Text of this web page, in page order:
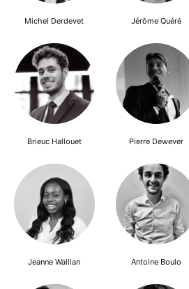
Michel Derdevet Jérôme Quéré
Brieuc Hallouet Pierre Dewever
Jeanne Wallian Antoine Boulo